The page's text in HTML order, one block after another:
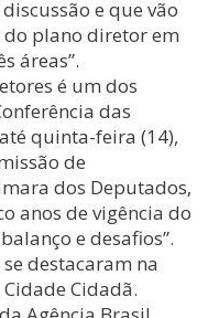
e que vão
plano diretor em
áreas”.
é um dos
das
quinta-feira (14),
de
dos Deputados,
anos de vigência do
e desafios”.
destacaram na
Cidadã.